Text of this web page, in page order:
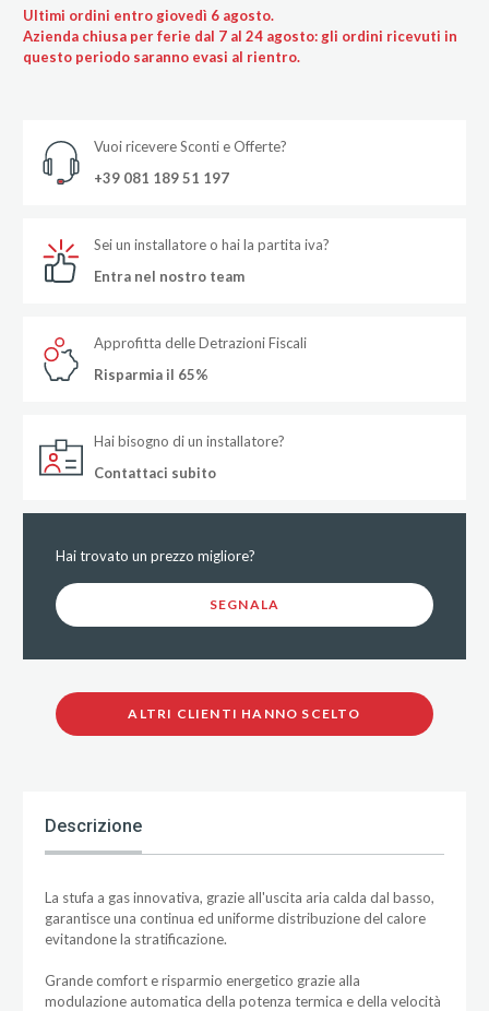
Ultimi ordini entro giovedì 6 agosto.
Azienda chiusa per ferie dal 7 al 24 agosto: gli ordini ricevuti in
questo periodo saranno evasi al rientro.
Vuoi ricevere Sconti e Offerte?
+39 081 189 51 197
Sei un installatore o hai la partita iva?
Entra nel nostro team
Approfitta delle Detrazioni Fiscali
Risparmia il 65%
Hai bisogno di un installatore?
Contattaci subito
Hai trovato un prezzo migliore?
SEGNALA
ALTRI CLIENTI HANNO SCELTO
Descrizione
La stufa a gas innovativa, grazie all'uscita aria calda dal basso,
garantisce una continua ed uniforme distribuzione del calore
evitandone la stratificazione.
Grande comfort e risparmio energetico grazie alla
modulazione automatica della potenza termica e della velocità